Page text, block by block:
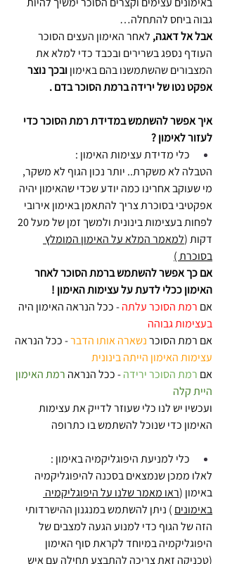
גבוה ביחס להתחלה…
אבל אל דאגה, לאחר האימון העצים הסוכר
העודף נספג בשרירים ובכבד כדי למלא את
המצבורים שהשתמשנו בהם באימון ובכך נוצר
אפקט נטו של ירידה ברמת הסוכר בדם .
איך אפשר להשתמש במדידת רמת הסוכר כדי
לעזור לאימון ?
כלי מדידת עצימות האימון :
הטבלה לא משקרת.. יותר נכון הגוף לא משקר,
מי שעוקב אחרינו כמה יודע שכדי שהאימון יהיה
אפקטיבי בסוכרת צריך להתאמן באימון אירובי
דקות (למאמר המלא על האימון המומלץ
בסוכרת )
אם כך אפשר להשתמש ברמת הסוכר לאחר
האימון ככלי לדעת על עצימות האימון !
אם רמת הסוכר עלתה - ככל הנראה האימון היה
בעצימות גבוהה
אם רמת הסוכר נשארה אותו הדבר - ככל הנראה
עצימות האימון הייתה בינונית
אם רמת הסוכר ירידה - ככל הנראה רמת האימון
היית קלה
ועכשיו יש לנו כלי שעוזר לדייק את עצימות
האימון כדי שנוכל להשתמש בו כתרופה
כלי למניעת היפוגליקמיה באימון :
לאלו ממכן שנמצאים בסכנה להיפוגליקמיה
באימון (ראו מאמר שלנו על היפוגליקמיה
באימונים ) ניתן להשתמש במנגנון ההישרדותי
הזה של הגוף כדי למנוע הגעה למצבים של
היפוגליקמיה במיוחד לקראת סוף האימון
(טכניקה זאת צריכה להתבצע תחילה עם איש